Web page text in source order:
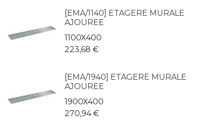
[EMA/1140] ETAGERE MURALE
AJOUREE
1100X400
223,68 €
[EMA/1940] ETAGERE MURALE
AJOUREE
1900X400
270,94€